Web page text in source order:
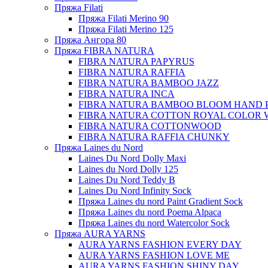
Пряжа Filati
Пряжа Filati Merino 90
Пряжа Filati Merino 125
Пряжа Ангора 80
Пряжа FIBRA NATURA
FIBRA NATURA PAPYRUS
FIBRA NATURA RAFFIA
FIBRA NATURA BAMBOO JAZZ
FIBRA NATURA INCA
FIBRA NATURA BAMBOO BLOOM HAND
FIBRA NATURA COTTON ROYAL COLOR
FIBRA NATURA COTTONWOOD
FIBRA NATURA RAFFIA CHUNKY
Пряжа Laines du Nord
Laines Du Nord Dolly Maxi
Laines du Nord Dolly 125
Laines Du Nord Teddy B
Laines Du Nord Infinity Sock
Пряжа Laines du nord Paint Gradient Sock
Пряжа Laines du nord Poema Alpaca
Пряжа Laines du nord Watercolor Sock
Пряжа AURA YARNS
AURA YARNS FASHION EVERY DAY
AURA YARNS FASHION LOVE ME
AURA YARNS FASHION SHINY DAY